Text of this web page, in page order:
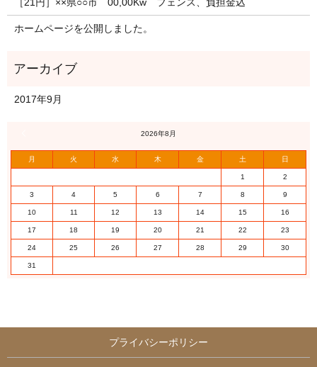
［21円］××県○○市 00,00Kw フェンス、負担金込
ホームページを公開しました。
2017年9月
2026年8月
月 火 水 木 金 土 日
1 2
3 4 5 6 7 8 9
10 11 12 13 14 15 16
17 18 19 20 21 22 23
24 25 26 27 28 29 30
31
プライバシーポリシー